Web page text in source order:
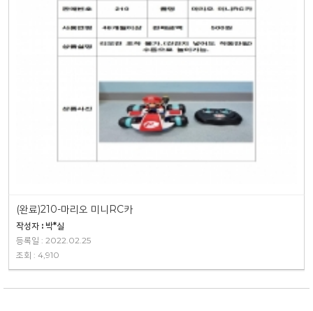
(완료)210-마리오 미니RC카
작성자 : 박*실
등록일 : 2022.02.25
조회 : 4,910